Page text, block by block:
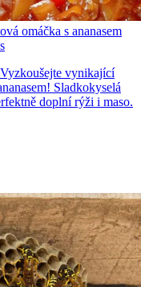
omáčka s ananasem
vynikající
Sladkokyselá
doplní rýži i maso.